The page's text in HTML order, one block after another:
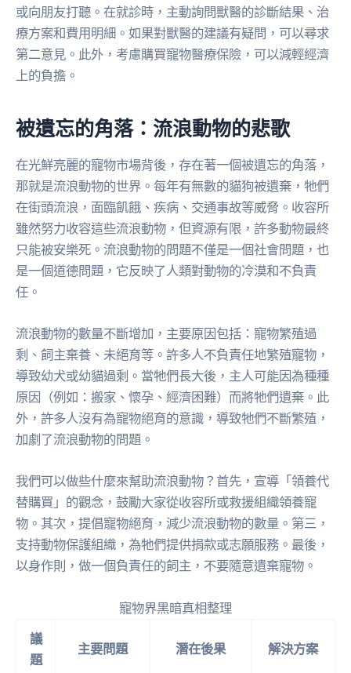
或向朋友打聽。在就診時，主動詢問獸醫的診斷結果、治
療方案和費用明細。如果對獸醫的建議有疑問，可以尋求
第二意見。此外，考慮購買寵物醫療保險，可以減輕經濟
上的負擔。
被遺忘的角落：流浪動物的悲歌
在光鮮亮麗的寵物市場背後，存在著一個被遺忘的角落，
那就是流浪動物的世界。每年有無數的貓狗被遺棄，牠們
在街頭流浪，面臨飢餓、疾病、交通事故等威脅。收容所
雖然努力收容這些流浪動物，但資源有限，許多動物最終
只能被安樂死。流浪動物的問題不僅是一個社會問題，也
是一個道德問題，它反映了人類對動物的冷漠和不負責
任。
流浪動物的數量不斷增加，主要原因包括：寵物繁殖過
剩、飼主棄養、未絕育等。許多人不負責任地繁殖寵物，
導致幼犬或幼貓過剩。當牠們長大後，主人可能因為種種
原因（例如：搬家、懷孕、經濟困難）而將牠們遺棄。此
外，許多人沒有為寵物絕育的意識，導致牠們不斷繁殖，
加劇了流浪動物的問題。
我們可以做些什麼來幫助流浪動物？首先，宣導「領養代
替購買」的觀念，鼓勵大家從收容所或救援組織領養寵
物。其次，提倡寵物絕育，減少流浪動物的數量。第三，
支持動物保護組織，為牠們提供捐款或志願服務。最後，
以身作則，做一個負責任的飼主，不要隨意遺棄寵物。
寵物界黑暗真相整理
議
題
主要問題 潛在後果 解決方案